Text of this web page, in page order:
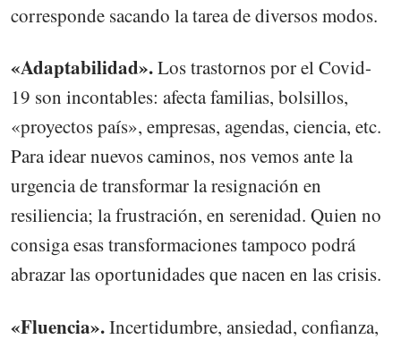
corresponde sacando la tarea de diversos modos.
«Adaptabilidad».Los trastornos por el Covid-
19 son incontables: afecta familias, bolsillos,
«proyectos país», empresas, agendas, ciencia, etc.
Para idear nuevos caminos, nos vemos ante la
urgencia de transformar la resignación en
resiliencia; la frustración, en serenidad. Quien no
consiga esas transformaciones tampoco podrá
abrazar las oportunidades que nacen en las crisis.
«Fluencia».Incertidumbre, ansiedad, confianza,